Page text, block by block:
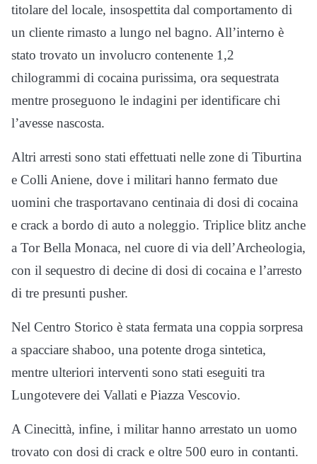
titolare del locale, insospettita dal comportamento di
un cliente rimasto a lungo nel bagno. All’interno è
stato trovato un involucro contenente 1,2
chilogrammi di cocaina purissima, ora sequestrata
mentre proseguono le indagini per identificare chi
l’avesse nascosta.
Altri arresti sono stati effettuati nelle zone di Tiburtina
e Colli Aniene, dove i militari hanno fermato due
uomini che trasportavano centinaia di dosi di cocaina
e crack a bordo di auto a noleggio. Triplice blitz anche
a Tor Bella Monaca, nel cuore di via dell’Archeologia,
con il sequestro di decine di dosi di cocaina e l’arresto
di tre presunti pusher.
Nel Centro Storico è stata fermata una coppia sorpresa
a spacciare shaboo, una potente droga sintetica,
mentre ulteriori interventi sono stati eseguiti tra
Lungotevere dei Vallati e Piazza Vescovio.
A Cinecittà, infine, i militar hanno arrestato un uomo
trovato con dosi di crack e oltre 500 euro in contanti.